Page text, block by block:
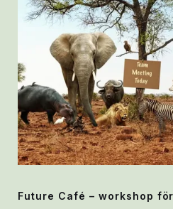
Future Café – workshop